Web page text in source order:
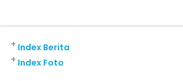
Index Berita
+
Index Foto
+